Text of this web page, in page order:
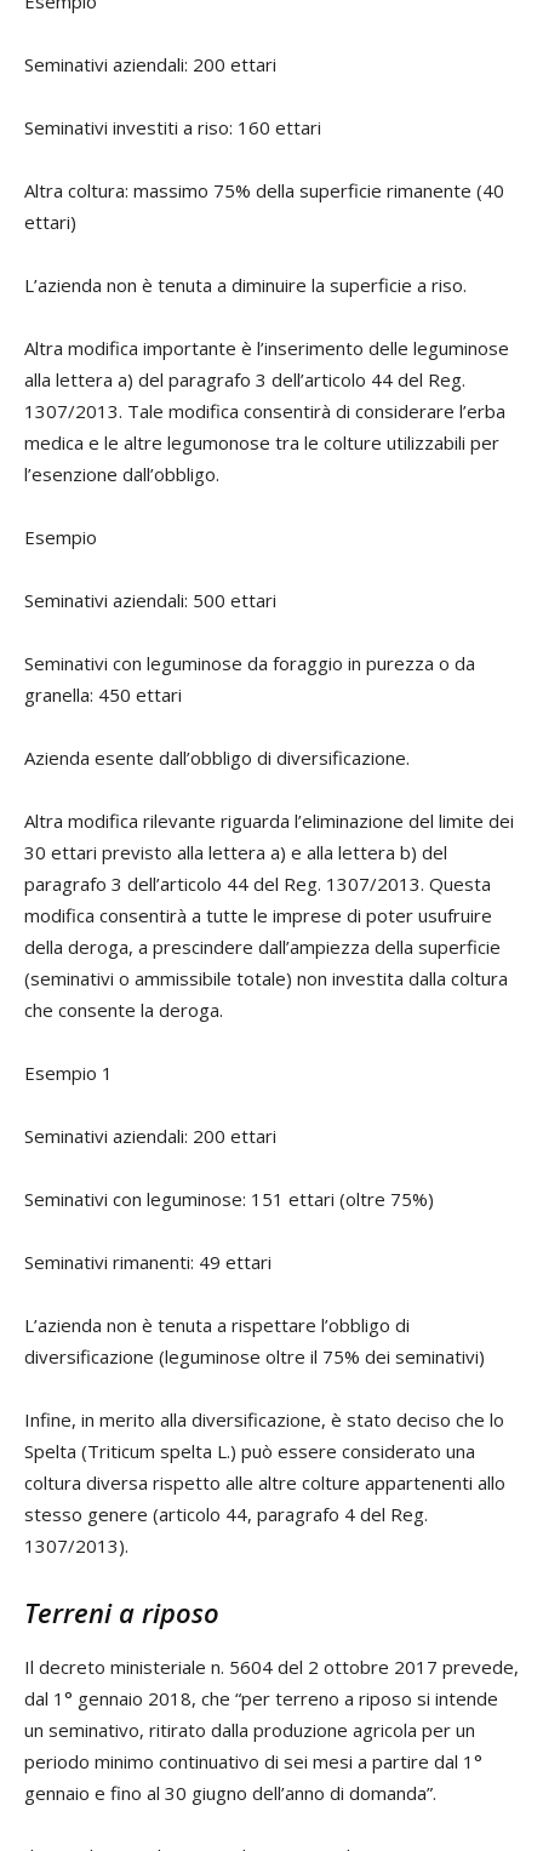
Seminativi aziendali: 200 ettari
Seminativi investiti a riso: 160 ettari
Altra coltura: massimo 75% della superficie rimanente (40
ettari)
L’azienda non è tenuta a diminuire la superficie a riso.
Altra modifica importante è l’inserimento delle leguminose
alla lettera a) del paragrafo 3 dell’articolo 44 del Reg.
1307/2013. Tale modifica consentirà di considerare l’erba
medica e le altre legumonose tra le colture utilizzabili per
l’esenzione dall’obbligo.
Esempio
Seminativi aziendali: 500 ettari
Seminativi con leguminose da foraggio in purezza o da
granella: 450 ettari
Azienda esente dall’obbligo di diversificazione.
Altra modifica rilevante riguarda l’eliminazione del limite dei
30 ettari previsto alla lettera a) e alla lettera b) del
paragrafo 3 dell’articolo 44 del Reg. 1307/2013. Questa
modifica consentirà a tutte le imprese di poter usufruire
della deroga, a prescindere dall’ampiezza della superficie
(seminativi o ammissibile totale) non investita dalla coltura
che consente la deroga.
Esempio 1
Seminativi aziendali: 200 ettari
Seminativi con leguminose: 151 ettari (oltre 75%)
Seminativi rimanenti: 49 ettari
L’azienda non è tenuta a rispettare l’obbligo di
diversificazione (leguminose oltre il 75% dei seminativi)
Infine, in merito alla diversificazione, è stato deciso che lo
Spelta (Triticum spelta L.) può essere considerato una
coltura diversa rispetto alle altre colture appartenenti allo
stesso genere (articolo 44, paragrafo 4 del Reg.
1307/2013).
Terreni a riposo
Il decreto ministeriale n. 5604 del 2 ottobre 2017 prevede,
dal 1° gennaio 2018, che “per terreno a riposo si intende
un seminativo, ritirato dalla produzione agricola per un
periodo minimo continuativo di sei mesi a partire dal 1°
gennaio e fino al 30 giugno dell’anno di domanda”.